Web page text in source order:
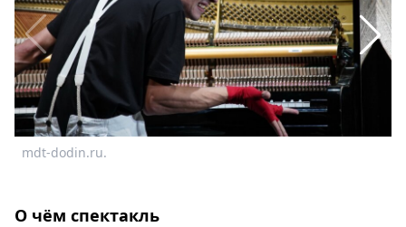
О
Metro
Стримы
Спецпроекты
Звезды
Выборы
2026
mdt-dodin.ru.
О чём спектакль